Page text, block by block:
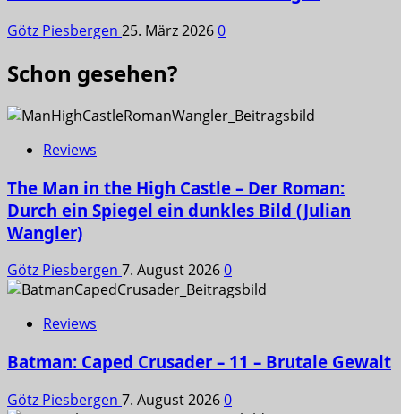
Götz Piesbergen 25. März 20260
Schon gesehen?
Reviews
The Man in the High Castle – Der Roman:
Durch ein Spiegel ein dunkles Bild (Julian
Wangler)
Götz Piesbergen 7. August 20260
Reviews
Batman: Caped Crusader – 11 – Brutale Gewalt
Götz Piesbergen 7. August 20260